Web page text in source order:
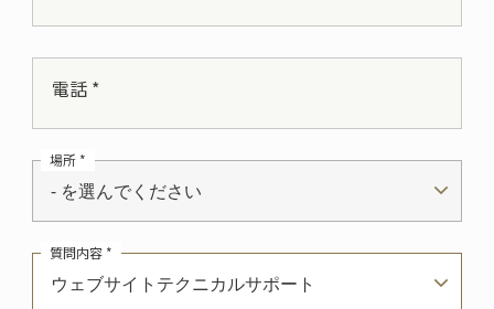
電話 *
- を選んでください
場所 *
ウェブサイトテクニカルサポート
質問内容 *